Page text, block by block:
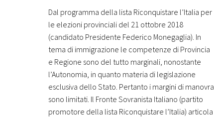
Dal programma della lista Riconquistare l’Italia per
le elezioni provinciali del 21 ottobre 2018
(candidato Presidente Federico Monegaglia). In
tema di immigrazione le competenze di Provincia
e Regione sono del tutto marginali, nonostante
l’Autonomia, in quanto materia di legislazione
esclusiva dello Stato. Pertanto i margini di manovra
sono limitati. Il Fronte Sovranista Italiano (partito
promotore della lista Riconquistare l’Italia) articola